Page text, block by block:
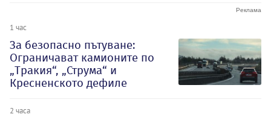
1 час
За безопасно пътуване:
Ограничават камионите по
„Тракия“, „Струма“ и
Кресненското дефиле
2 часа